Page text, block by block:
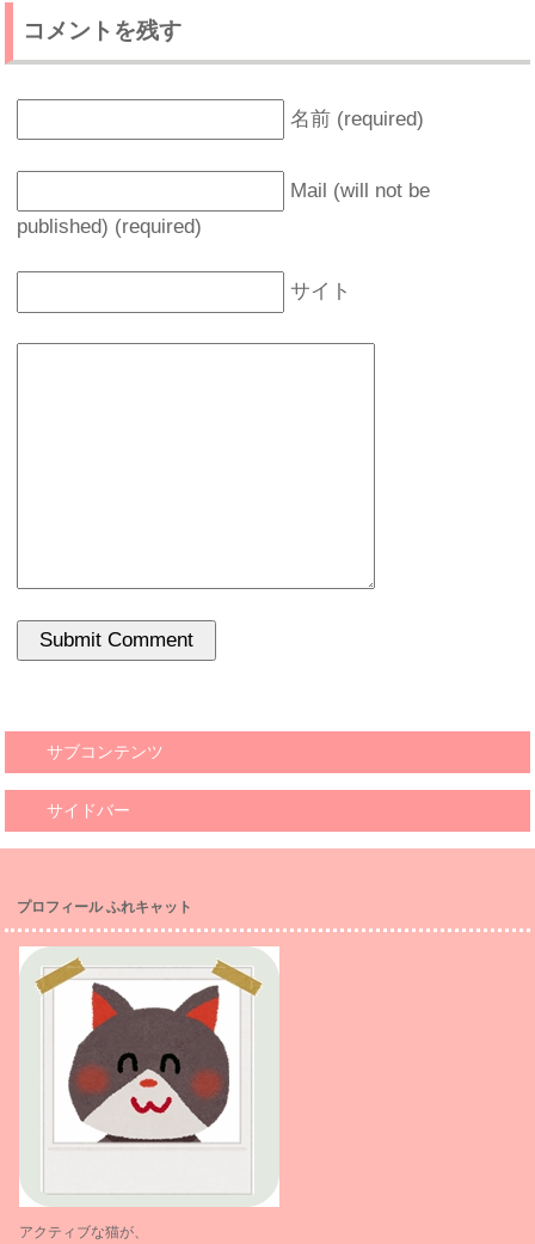
コメントを残す
名前 (required)
Mail (will not be
published) (required)
サイト
サブコンテンツ
サイドバー
プロフィール ふれキャット
アクティブな猫が、